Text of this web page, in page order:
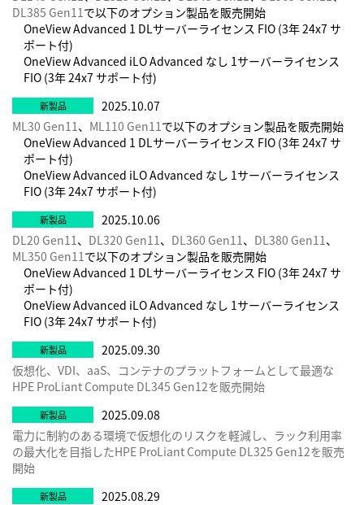
DL385 Gen11で以下のオプション製品を販売開始
OneView Advanced 1 DLサーバーライセンス FIO (3年 24x7 サ
ポート付)
OneView Advanced iLO Advanced なし 1サーバーライセンス
FIO (3年 24x7 サポート付)
2025.10.07
ML30 Gen11、 ML110 Gen11で以下のオプション製品を販売開始
OneView Advanced 1 DLサーバーライセンス FIO (3年 24x7 サ
ポート付)
OneView Advanced iLO Advanced なし 1サーバーライセンス
FIO (3年 24x7 サポート付)
2025.10.06
DL20 Gen11、 DL320 Gen11、 DL360 Gen11、 DL380 Gen11、
ML350 Gen11で以下のオプション製品を販売開始
OneView Advanced 1 DLサーバーライセンス FIO (3年 24x7 サ
ポート付)
OneView Advanced iLO Advanced なし 1サーバーライセンス
FIO (3年 24x7 サポート付)
2025.09.30
仮想化、VDI、aaS、コンテナのプラットフォームとして最適な
HPE ProLiant Compute DL345 Gen12を販売開始
2025.09.08
電力に制約のある環境で仮想化のリスクを軽減し、ラック利用率
の最大化を目指したHPE ProLiant Compute DL325 Gen12を販売
開始
2025.08.29